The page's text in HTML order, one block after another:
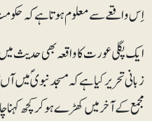
اِس واقعے سے معلوم ہوتا ہے کہ
ایک پگلی عورت کا واقعہ بھی حدیث
زبانی تحریر کیا ہے کہ مسجد نبویؐ
مجمع کے آخر میں کھڑے ہو کر کچھ